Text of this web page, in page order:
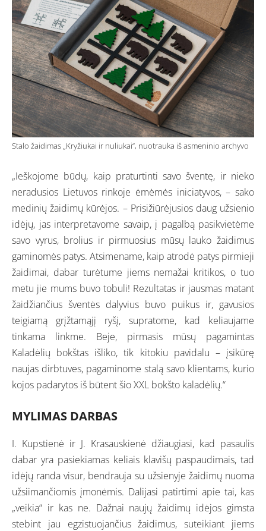
Stalo žaidimas „Kryžiukai ir nuliukai“, nuotrauka iš asmeninio archyvo
„Ieškojome būdų, kaip praturtinti savo šventę, ir nieko
neradusios Lietuvos rinkoje ėmėmės iniciatyvos, – sako
medinių žaidimų kūrėjos. – Prisižiūrėjusios daug užsienio
idėjų, jas interpretavome savaip, į pagalbą pasikvietėme
savo vyrus, brolius ir pirmuosius mūsų lauko žaidimus
gaminomės patys. Atsimename, kaip atrodė patys pirmieji
žaidimai, dabar turėtume jiems nemažai kritikos, o tuo
metu jie mums buvo tobuli! Rezultatas ir jausmas matant
žaidžiančius šventės dalyvius buvo puikus ir, gavusios
teigiamą grįžtamąjį ryšį, supratome, kad keliaujame
tinkama linkme. Beje, pirmasis mūsų pagamintas
Kaladėlių bokštas išliko, tik kitokiu pavidalu – įsikūrę
naujas dirbtuves, pagaminome stalą savo klientams, kurio
kojos padarytos iš būtent šio XXL bokšto kaladėlių.“
MYLIMAS DARBAS
I. Kupstienė ir J. Krasauskienė džiaugiasi, kad pasaulis
dabar yra pasiekiamas keliais klavišų paspaudimais, tad
idėjų randa visur, bendrauja su užsienyje žaidimų nuoma
užsiimančiomis įmonėmis. Dalijasi patirtimi apie tai, kas
„veikia“ ir kas ne. Dažnai naujų žaidimų idėjos gimsta
stebint jau egzistuojančius žaidimus, suteikiant jiems